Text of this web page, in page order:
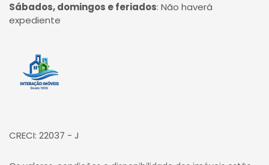
Sábados, domingos e feriados: Não haverá
expediente
Página inicial
CRECI: 22037 - J